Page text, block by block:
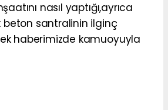
nasıl yaptığı,ayrıca
beton santralinin ilginç
haberimizde kamuoyuyla